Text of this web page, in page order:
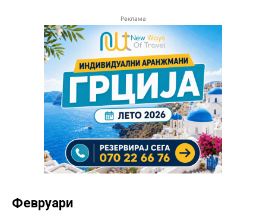
Реклама
Февруари